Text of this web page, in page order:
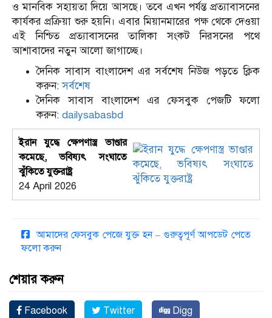
ও মানবিক সহায়তা দিয়ে আসছে। তবে এখন পর্যন্ত প্রত্যাবাসনের
কার্যকর প্রক্রিয়া শুরু হয়নি। এবার মিয়ানমারের পক্ষ থেকে দেওয়া
এই নিশ্চিত প্রত্যাবাসনের তালিকা সংকট নিরসনের পথে
আশাবাদের নতুন আলো জাগাচ্ছে।
দৈনিক সাবাস বাংলাদেশ এর সর্বশেষ নিউজ পড়তে ক্লিক
করুন:সর্বশেষ
দৈনিক সাবাস বাংলাদেশ এর ফেসবুক পেজটি ফলো
করুন: dailysabasbd
ইরান যুদ্ধে ক্ষেপণাস্ত্র ভাণ্ডার
কমেছে, ভবিষ্যৎ সংঘাতে
ঝুঁকিতে যুক্তরাষ্ট্র
24 April 2026
আমাদের ফেসবুক পেজে যুক্ত হন – গুরুত্বপূর্ণ আপডেট পেতে
ফলো করুন
শেয়ার করুন
Facebook Twitter Digg